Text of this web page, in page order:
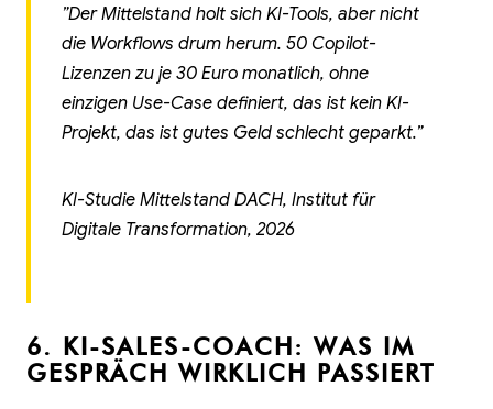
”Der Mittelstand holt sich KI-Tools, aber nicht
die Workflows drum herum. 50 Copilot-
Lizenzen zu je 30 Euro monatlich, ohne
einzigen Use-Case definiert, das ist kein KI-
Projekt, das ist gutes Geld schlecht geparkt.”
KI-Studie Mittelstand DACH, Institut für
Digitale Transformation, 2026
6. KI-SALES-COACH: WAS IM
GESPRÄCH WIRKLICH PASSIERT